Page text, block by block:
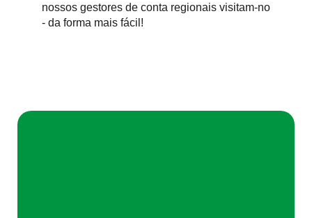
nossos gestores de conta regionais visitam-no
- da forma mais fácil!